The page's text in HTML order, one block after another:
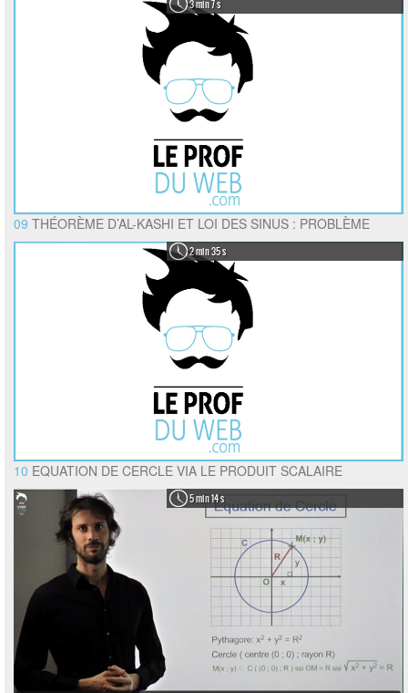
3 min 7 s
09 THÉORÈME D’AL-KASHI ET LOI DES SINUS : PROBLÈME
2 min 35 s
10 EQUATION DE CERCLE VIA LE PRODUIT SCALAIRE
5 min 14 s